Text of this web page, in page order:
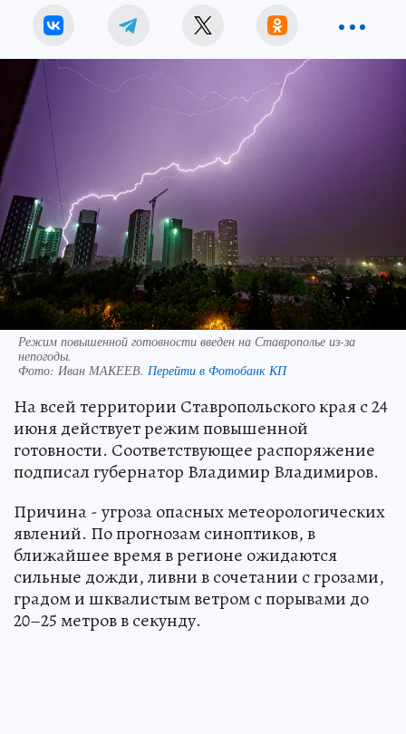
Режим повышенной готовности введен на Ставрополье из-за
непогоды.
Фото: Иван МАКЕЕВ. Перейти в Фотобанк КП
На всей территории Ставропольского края с 24
июня действует режим повышенной
готовности. Соответствующее распоряжение
подписал губернатор Владимир Владимиров.
Причина - угроза опасных метеорологических
явлений. По прогнозам синоптиков, в
ближайшее время в регионе ожидаются
сильные дожди, ливни в сочетании с грозами,
градом и шквалистым ветром с порывами до
20–25 метров в секунду.